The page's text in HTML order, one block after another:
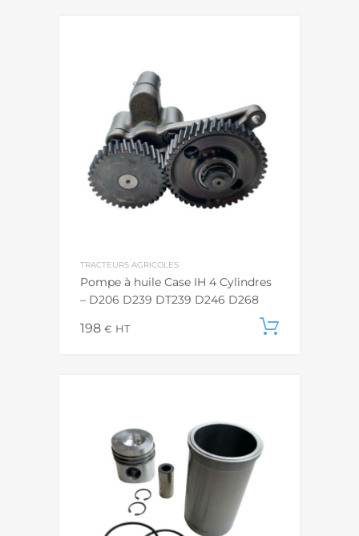
TRACTEURS AGRICOLES
Pompe à huile Case IH 4 Cylindres
– D206 D239 DT239 D246 D268
198 € HT